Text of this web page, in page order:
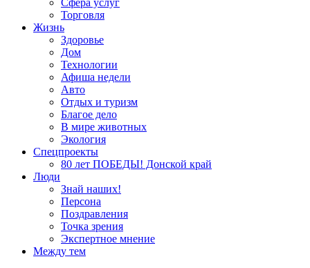
Сфера услуг
Торговля
Жизнь
Здоровье
Дом
Технологии
Афиша недели
Авто
Отдых и туризм
Благое дело
В мире животных
Экология
Спецпроекты
80 лет ПОБЕДЫ! Донской край
Люди
Знай наших!
Персона
Поздравления
Точка зрения
Экспертное мнение
Между тем